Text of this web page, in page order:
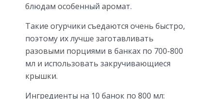
блюдам особенный аромат.
Такие огурчики съедаются очень быстро,
поэтому их лучше заготавливать
разовыми порциями в банках по 700-800
мл и использовать закручивающиеся
крышки.
Ингредиенты на 10 банок по 800 мл: